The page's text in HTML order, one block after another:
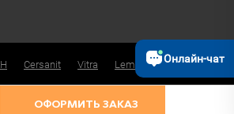
Cersanit Vitra Lemark
ОФОРМИТЬ ЗАКАЗ
Онлайн-чат